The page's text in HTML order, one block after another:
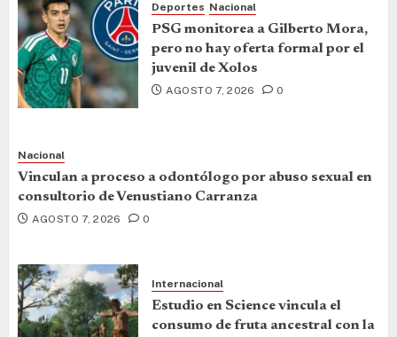
Deportes Nacional
PSG monitorea a Gilberto Mora,
pero no hay oferta formal por el
juvenil de Xolos
AGOSTO 7, 2026 0
Nacional
Vinculan a proceso a odontólogo por abuso sexual en
consultorio de Venustiano Carranza
AGOSTO 7, 2026 0
Internacional
Estudio en Science vincula el
consumo de fruta ancestral con la